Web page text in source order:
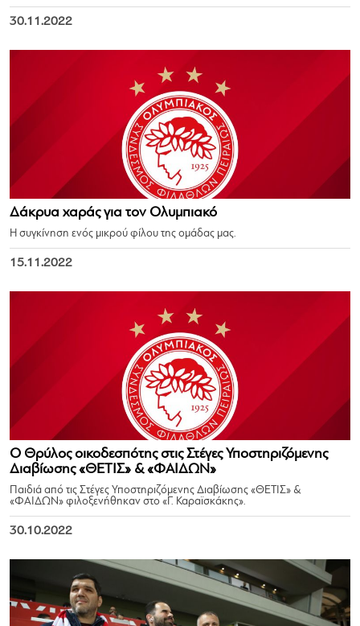
30.11.2022
Δάκρυα χαράς για τον Ολυμπιακό
Η συγκίνηση ενός μικρού φίλου της ομάδας μας.
15.11.2022
Ο Θρύλος οικοδεσπότης στις Στέγες Υποστηριζόμενης
Διαβίωσης «ΘΕΤΙΣ» & «ΦΑΙΔΩΝ»
Παιδιά από τις Στέγες Υποστηριζόμενης Διαβίωσης «ΘΕΤΙΣ» &
«ΦΑΙΔΩΝ» φιλοξενήθηκαν στο «Γ. Καραϊσκάκης».
30.10.2022